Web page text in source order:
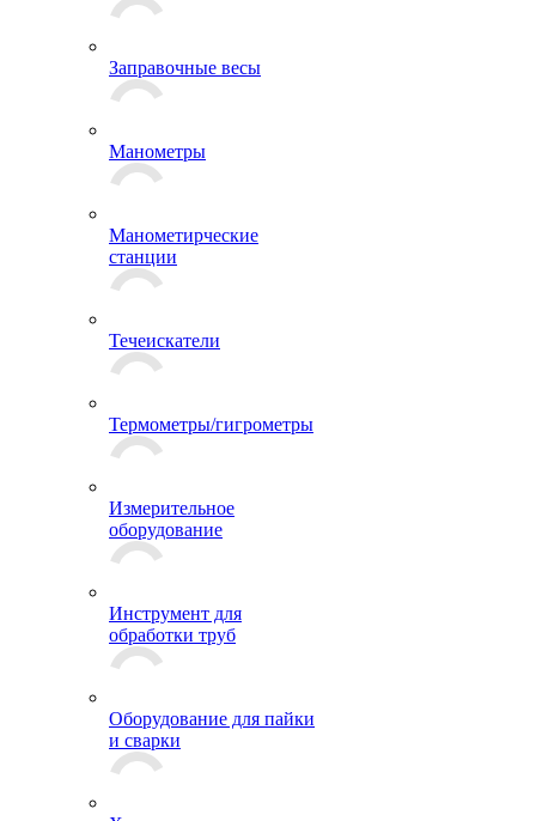
Заправочные весы
Манометры
Манометирческие
станции
Течеискатели
Термометры/гигрометры
Измерительное
оборудование
Инструмент для
обработки труб
Оборудование для пайки
и сварки